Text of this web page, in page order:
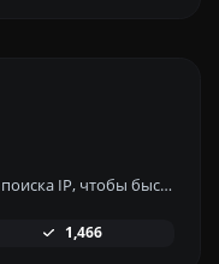
Используйте инструмент обратного поиска IP, чтобы быстро и легко найти домен или хост, связанный с любым IP-адресом.
1,466